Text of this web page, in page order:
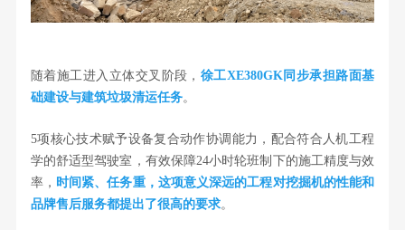
随着施工进入立体交叉阶段， 徐工XE380GK同步承担路面基
础建设与建筑垃圾清运任务。
5项核心技术赋予设备复合动作协调能力，配合符合人机工程
学的舒适型驾驶室 ，有效保障24小时轮班制下的施工精度与效
率， 时间紧、任务重，这项意义深远的工程对挖掘机的性能和
品牌售后服务都提出了很高的要求。